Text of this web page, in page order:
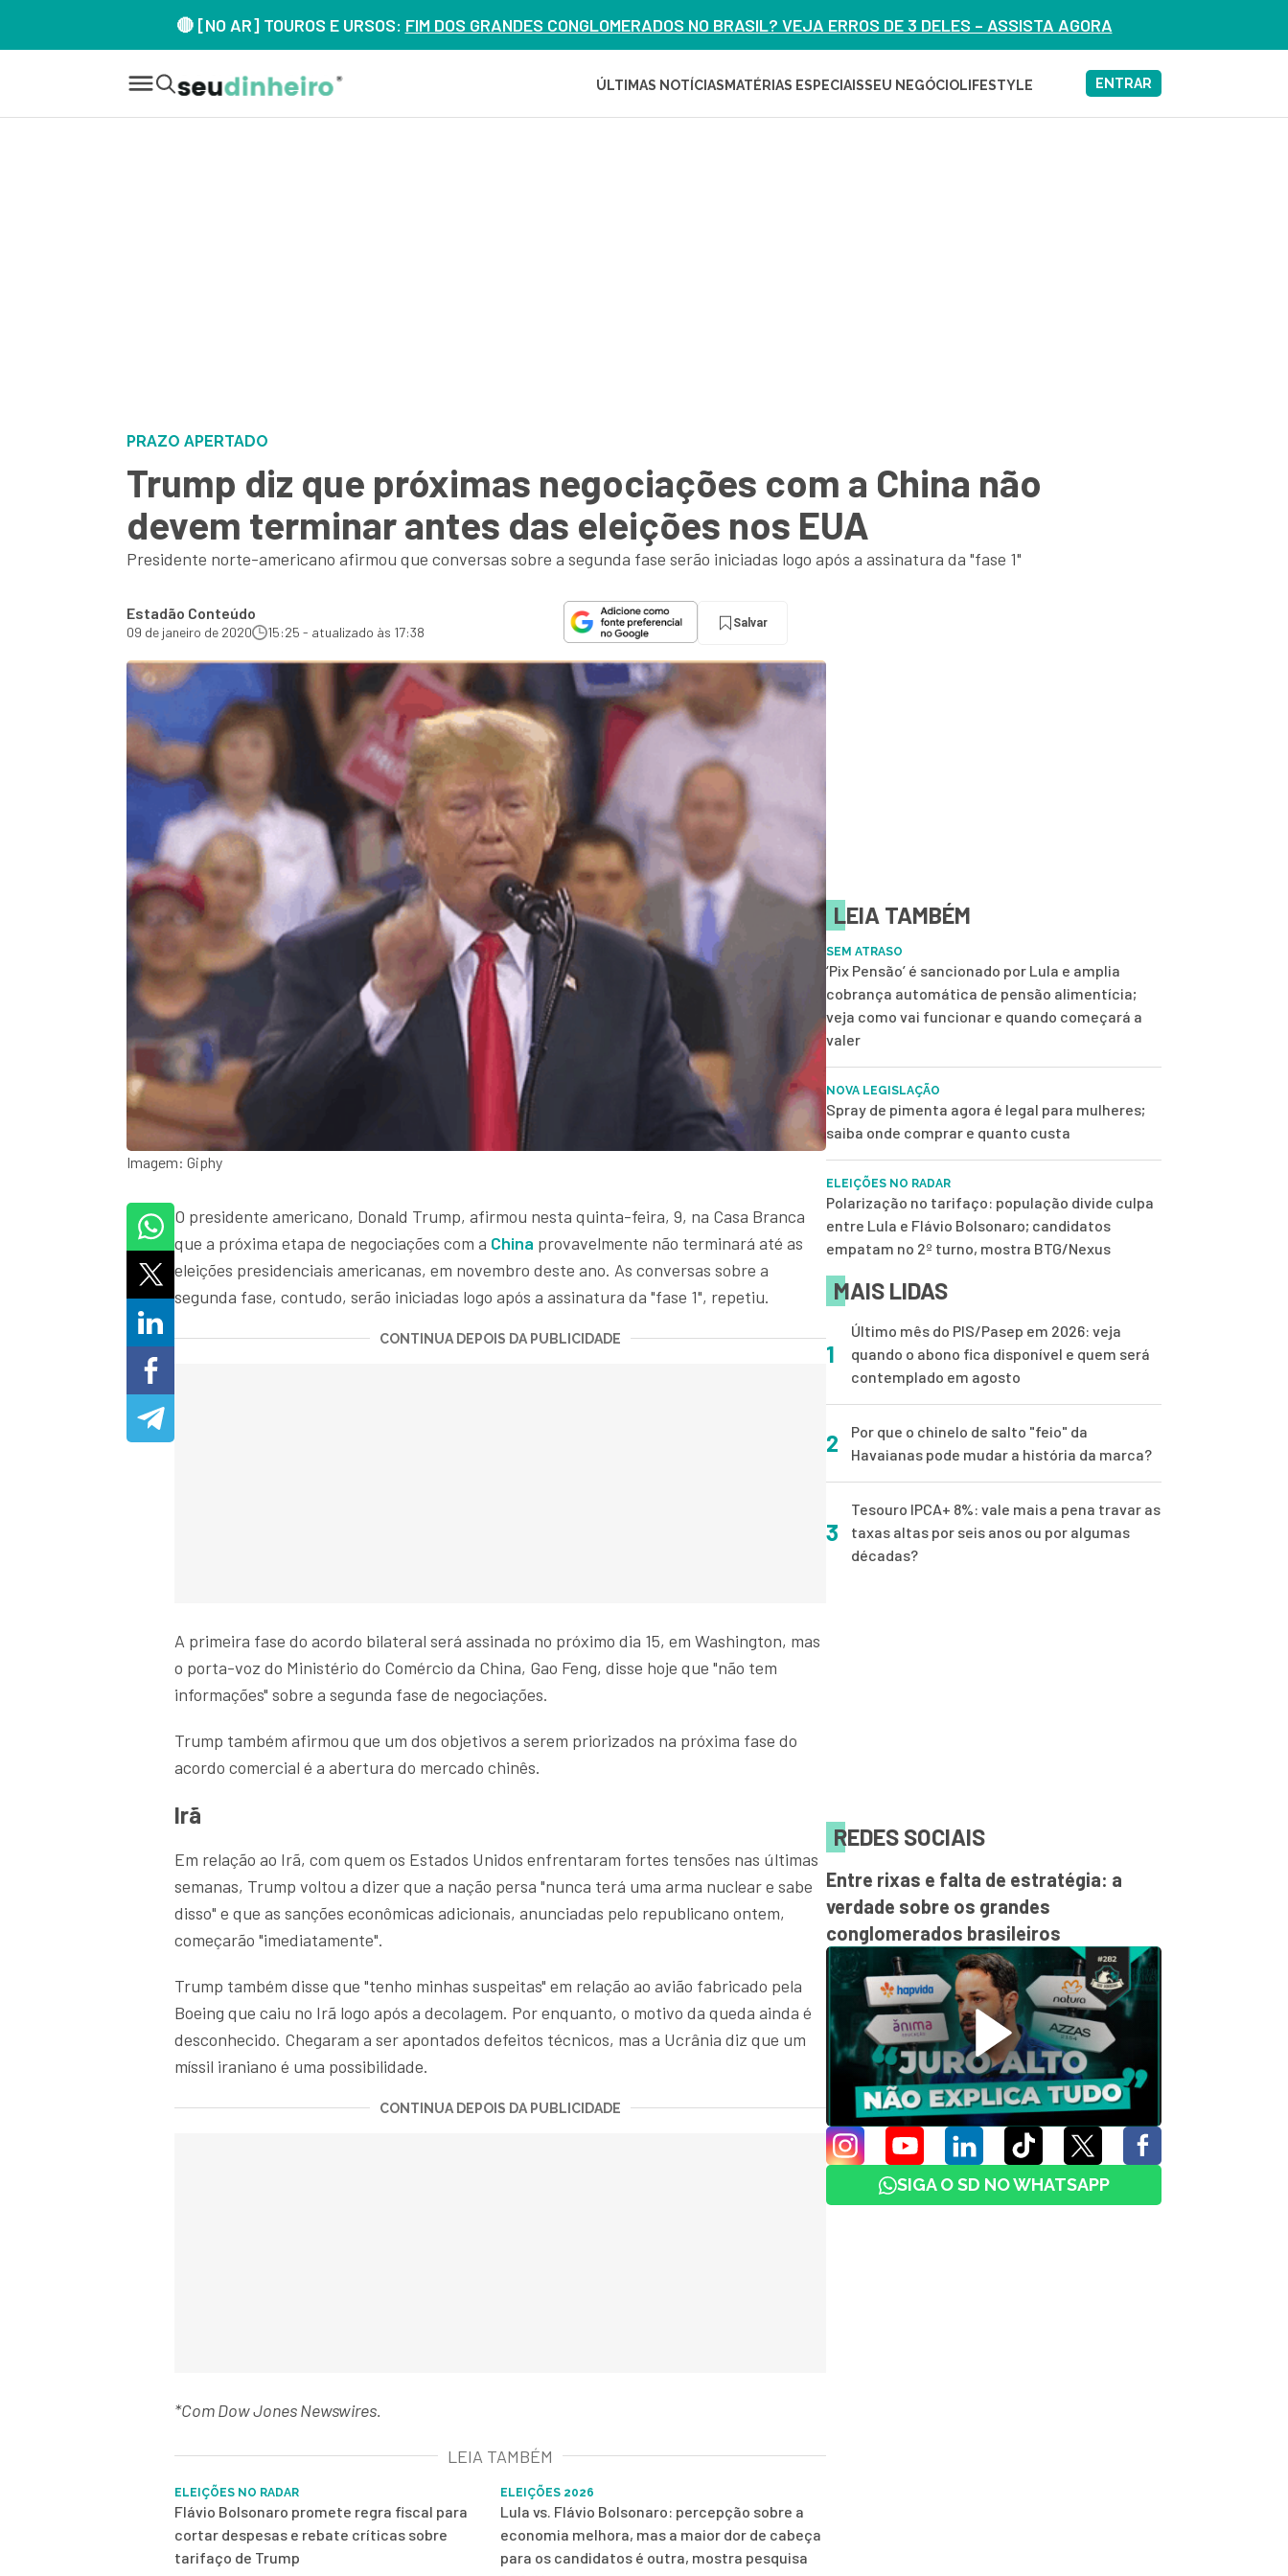
🔴 [NO AR] TOUROS E URSOS: FIM DOS GRANDES CONGLOMERADOS NO BRASIL? VEJA ERROS DE 3 DELES – ASSISTA AGORA
ÚLTIMAS NOTÍCIAS MATÉRIAS ESPECIAISSEU NEGÓCIOLIFESTYLE ENTRAR
PRAZO APERTADO
Trump diz que próximas negociações com a China não
devem terminar antes das eleições nos EUA
Presidente norte-americano afirmou que conversas sobre a segunda fase serão iniciadas logo após a assinatura da "fase 1"
Estadão Conteúdo
09 de janeiro de 2020 15:25 - atualizado às 17:38
Salvar
Imagem: Giphy
O presidente americano, Donald Trump, afirmou nesta quinta-feira, 9, na Casa Branca
que a próxima etapa de negociações com a China provavelmente não terminará até as
eleições presidenciais americanas, em novembro deste ano. As conversas sobre a
segunda fase, contudo, serão iniciadas logo após a assinatura da "fase 1", repetiu.
CONTINUA DEPOIS DA PUBLICIDADE
A primeira fase do acordo bilateral será assinada no próximo dia 15, em Washington, mas
o porta-voz do Ministério do Comércio da China, Gao Feng, disse hoje que "não tem
informações" sobre a segunda fase de negociações.
Trump também afirmou que um dos objetivos a serem priorizados na próxima fase do
acordo comercial é a abertura do mercado chinês.
Irã
Em relação ao Irã, com quem os Estados Unidos enfrentaram fortes tensões nas últimas
semanas, Trump voltou a dizer que a nação persa "nunca terá uma arma nuclear e sabe
disso" e que as sanções econômicas adicionais, anunciadas pelo republicano ontem,
começarão "imediatamente".
Trump também disse que "tenho minhas suspeitas" em relação ao avião fabricado pela
Boeing que caiu no Irã logo após a decolagem. Por enquanto, o motivo da queda ainda é
desconhecido. Chegaram a ser apontados defeitos técnicos, mas a Ucrânia diz que um
míssil iraniano é uma possibilidade.
CONTINUA DEPOIS DA PUBLICIDADE
*Com Dow Jones Newswires.
LEIA TAMBÉM
ELEIÇÕES NO RADAR
Flávio Bolsonaro promete regra fiscal para
cortar despesas e rebate críticas sobre
tarifaço de Trump
ELEIÇÕES 2026
Lula vs. Flávio Bolsonaro: percepção sobre a
economia melhora, mas a maior dor de cabeça
para os candidatos é outra, mostra pesquisa
LEIA TAMBÉM
SEM ATRASO
‘Pix Pensão’ é sancionado por Lula e amplia
cobrança automática de pensão alimentícia;
veja como vai funcionar e quando começará a
valer
NOVA LEGISLAÇÃO
Spray de pimenta agora é legal para mulheres;
saiba onde comprar e quanto custa
ELEIÇÕES NO RADAR
Polarização no tarifaço: população divide culpa
entre Lula e Flávio Bolsonaro; candidatos
empatam no 2º turno, mostra BTG/Nexus
MAIS LIDAS
1
Último mês do PIS/Pasep em 2026: veja
quando o abono fica disponível e quem será
contemplado em agosto
2
Por que o chinelo de salto "feio" da
Havaianas pode mudar a história da marca?
3
Tesouro IPCA+ 8%: vale mais a pena travar as
taxas altas por seis anos ou por algumas
décadas?
REDES SOCIAIS
Entre rixas e falta de estratégia: a
verdade sobre os grandes
conglomerados brasileiros
SIGA O SD NO WHATSAPP